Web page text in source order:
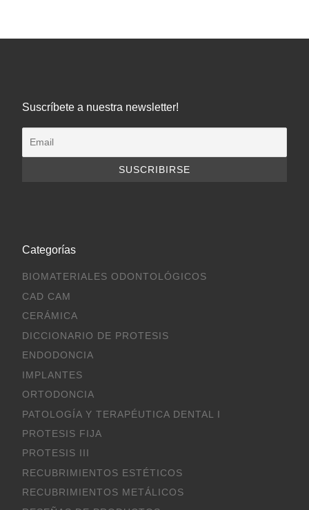
Suscríbete a nuestra newsletter!
Categorías
BIOMATERIALES ODONTOLÓGICOS
CAD CAM
CERÁMICA
DICCIONARIO DE PROTESIS
ENDODONCIA
IMPLANTES
ORTODONCIA
PATOLOGÍA Y TERAPÉUTICA DENTAL I
PROTESIS FIJA
PROTESIS III
RECUBRIMIENTOS ESTÉTICOS
RECUBRIMIENTOS METÁLICOS